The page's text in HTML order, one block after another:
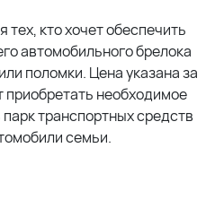
кто хочет обеспечить
автомобильного брелока
поломки. Цена указана за
приобретать необходимое
транспортных средств
семьи.